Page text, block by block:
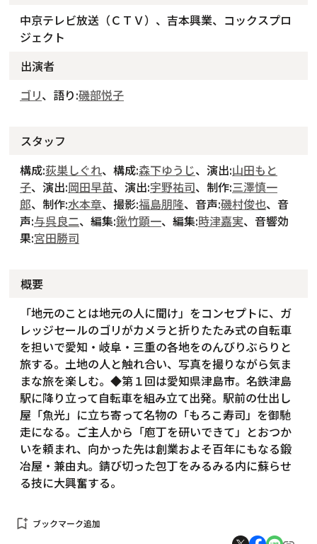
中京テレビ放送（ＣＴＶ）、吉本興業、コックスプロ
ジェクト
出演者
ゴリ、語り:磯部悦子
スタッフ
構成:荻巣しぐれ、構成:森下ゆうじ、演出:山田もと
子、演出:岡田早苗、演出:宇野祐司、制作:三澤慎一
郎、制作:水本章、撮影:福島朋隆、音声:磯村俊也、音
声:与呉良二、編集:鍬竹顕一、編集:時津嘉実、音響効
果:宮田勝司
概要
「地元のことは地元の人に聞け」をコンセプトに、ガ
レッジセールのゴリがカメラと折りたたみ式の自転車
を担いで愛知・岐阜・三重の各地をのんびりぶらりと
旅する。土地の人と触れ合い、写真を撮りながら気ま
まな旅を楽しむ。◆第１回は愛知県津島市。名鉄津島
駅に降り立って自転車を組み立て出発。駅前の仕出し
屋「魚光」に立ち寄って名物の「もろこ寿司」を御馳
走になる。ご主人から「庖丁を研いできて」とおつか
いを頼まれ、向かった先は創業およそ百年にもなる鍛
冶屋・兼由丸。錆び切った包丁をみるみる内に蘇らせ
る技に大興奮する。
bookmark_add ブックマーク追加